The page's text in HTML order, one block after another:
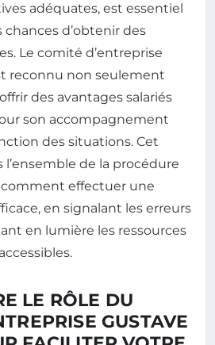
adéquates, est essentiel
d’obtenir des
Le comité d’entreprise
reconnu non seulement
des avantages salariés
son accompagnement
des situations. Cet
de la procédure
effectuer une
en signalant les erreurs
en lumière les ressources
LE RÔLE DU
GUSTAVE